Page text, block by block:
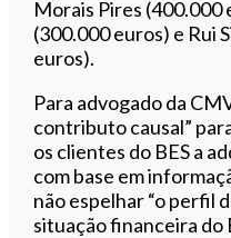
Morais Pires (400.000
(300.000 euros) e Rui
euros).
Para advogado da
contributo causal”
os clientes do BES a
com base em
não espelhar “o perfil
situação financeira do